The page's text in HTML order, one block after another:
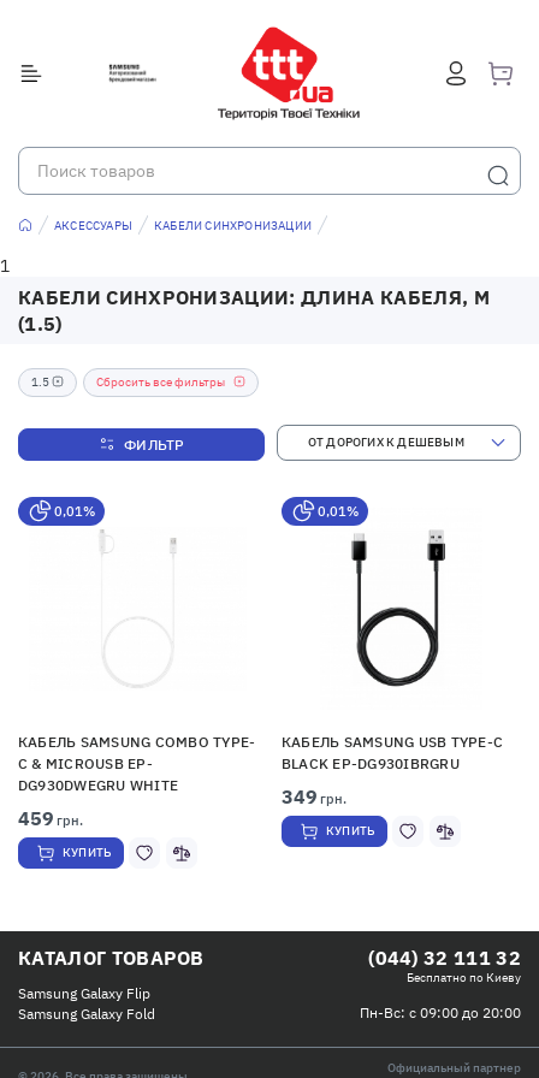
АКСЕССУАРЫ КАБЕЛИ СИНХРОНИЗАЦИИ
1
КАБЕЛИ СИНХРОНИЗАЦИИ: ДЛИНА КАБЕЛЯ, М
(1.5)
0,01%
КАБЕЛЬ SAMSUNG COMBO TYPE-
C & MICROUSB EP-
DG930DWEGRU WHITE
459 грн.
КУПИТЬ
0,01%
КАБЕЛЬ SAMSUNG USB TYPE-C
BLACK EP-DG930IBRGRU
349 грн.
КУПИТЬ
1.5 Сбросить все фильтры
ФИЛЬТР
КАТАЛОГ ТОВАРОВ
Samsung Galaxy Flip
Samsung Galaxy Fold
(044) 32 111 32
Бесплатно по Киеву
Пн-Вс: с 09:00 до 20:00
Официальный партнер